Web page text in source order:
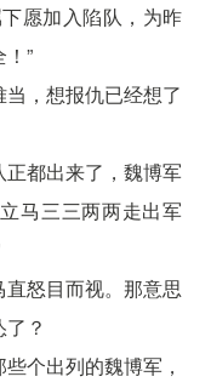
愿加入陷队，为昨
”
，想报仇已经想了
都出来了，魏博军
马三三两两走出军
怒目而视。那意思
？
个出列的魏博军，